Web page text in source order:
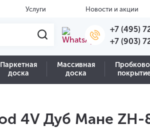
Услуги Новости и акции
+7 (495)
+7 (903)
Паркетная
доска
Массивная
доска
4V Дуб Мане ZH-